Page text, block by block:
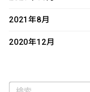
2021年8月
2020年12月